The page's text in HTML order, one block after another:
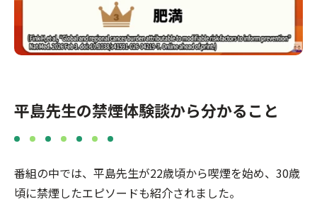
平島先生の禁煙体験談から分かること
番組の中では、平島先生が22歳頃から喫煙を始め、30歳
頃に禁煙したエピソードも紹介されました。